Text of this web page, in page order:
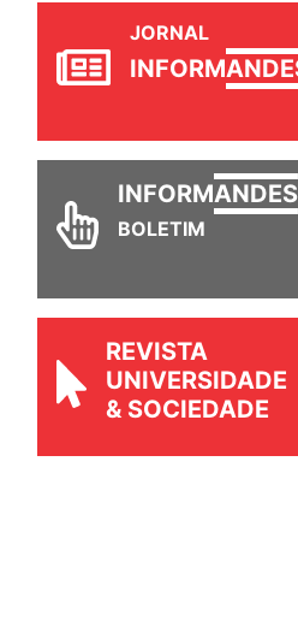
JORNAL
INFORM
REVISTA
UNIVERSIDADE